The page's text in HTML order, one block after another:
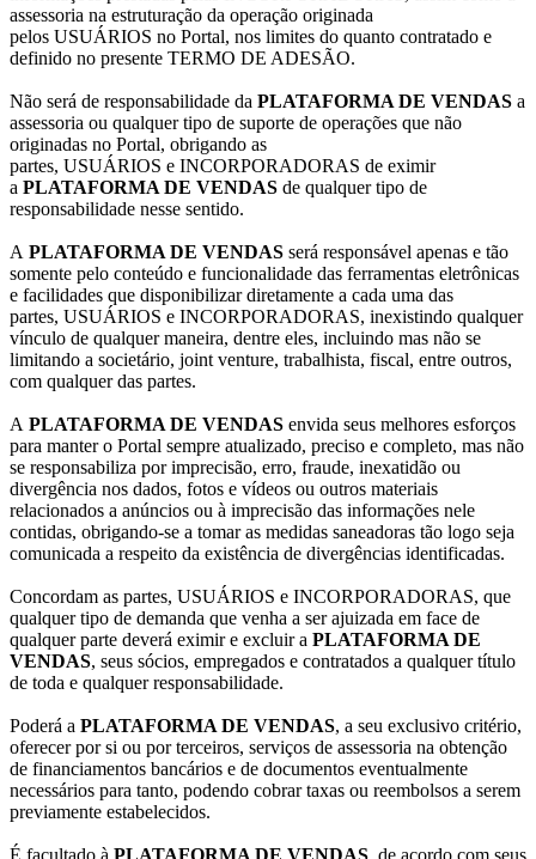
assessoria na estruturação da operação originada
pelos USUÁRIOS no Portal, nos limites do quanto contratado e
definido no presente TERMO DE ADESÃO.
Não será de responsabilidade da PLATAFORMA DE VENDAS a
assessoria ou qualquer tipo de suporte de operações que não
originadas no Portal, obrigando as
partes, USUÁRIOS e INCORPORADORAS de eximir
a PLATAFORMA DE VENDAS de qualquer tipo de
responsabilidade nesse sentido.
A PLATAFORMA DE VENDAS será responsável apenas e tão
somente pelo conteúdo e funcionalidade das ferramentas eletrônicas
e facilidades que disponibilizar diretamente a cada uma das
partes, USUÁRIOS e INCORPORADORAS, inexistindo qualquer
vínculo de qualquer maneira, dentre eles, incluindo mas não se
limitando a societário, joint venture, trabalhista, fiscal, entre outros,
com qualquer das partes.
A PLATAFORMA DE VENDAS envida seus melhores esforços
para manter o Portal sempre atualizado, preciso e completo, mas não
se responsabiliza por imprecisão, erro, fraude, inexatidão ou
divergência nos dados, fotos e vídeos ou outros materiais
relacionados a anúncios ou à imprecisão das informações nele
contidas, obrigando-se a tomar as medidas saneadoras tão logo seja
comunicada a respeito da existência de divergências identificadas.
Concordam as partes, USUÁRIOS e INCORPORADORAS, que
qualquer tipo de demanda que venha a ser ajuizada em face de
qualquer parte deverá eximir e excluir a PLATAFORMA DE
VENDAS, seus sócios, empregados e contratados a qualquer título
de toda e qualquer responsabilidade.
Poderá a PLATAFORMA DE VENDAS, a seu exclusivo critério,
oferecer por si ou por terceiros, serviços de assessoria na obtenção
de financiamentos bancários e de documentos eventualmente
necessários para tanto, podendo cobrar taxas ou reembolsos a serem
previamente estabelecidos.
É facultado à PLATAFORMA DE VENDAS , de acordo com seus